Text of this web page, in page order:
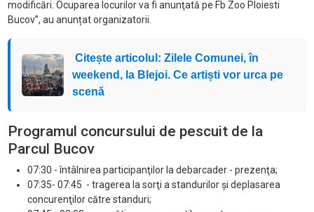
modificări. Ocuparea locurilor va fi anunţată pe Fb Zoo Ploiesti
Bucov”, au anunțat organizatorii.
Citește articolul: Zilele Comunei, în
weekend, la Blejoi. Ce artiști vor urca pe
scenă
Programul concursului de pescuit de la
Parcul Bucov
07:30 - întâlnirea participanţilor la debarcader - prezenţa;
07:35- 07:45 - tragerea la sorţi a standurilor şi deplasarea
concurenţilor către standuri;